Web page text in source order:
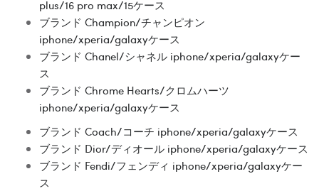
plus/16 pro max/15ケース
ブランド Champion/チャンピオン
iphone/xperia/galaxyケース
ブランド Chanel/シャネル iphone/xperia/galaxyケー
ス
ブランド Chrome Hearts/クロムハーツ
iphone/xperia/galaxyケース
ブランド Coach/コーチ iphone/xperia/galaxyケース
ブランド Dior/ディオール iphone/xperia/galaxyケース
ブランド Fendi/フェンディ iphone/xperia/galaxyケー
ス